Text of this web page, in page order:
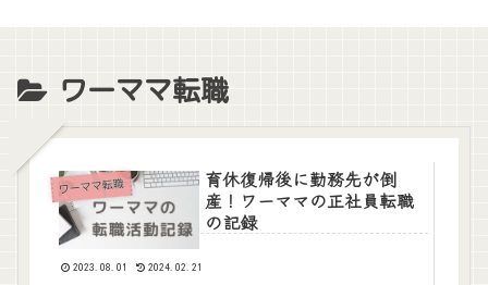
ワーママ転職
ワーママ転職
育休復帰後に勤務先が倒
産！ワーママの正社員転職
の記録
2023.08.01 2024.02.21